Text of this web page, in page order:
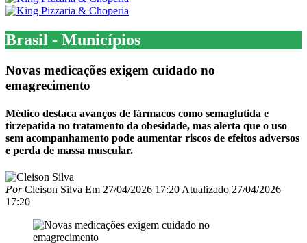
Brasil - Municípios
Novas medicações exigem cuidado no
emagrecimento
Médico destaca avanços de fármacos como semaglutida e
tirzepatida no tratamento da obesidade, mas alerta que o uso
sem acompanhamento pode aumentar riscos de efeitos adversos
e perda de massa muscular.
PorCleison Silva Em 27/04/2026 17:20 Atualizado 27/04/2026
17:20